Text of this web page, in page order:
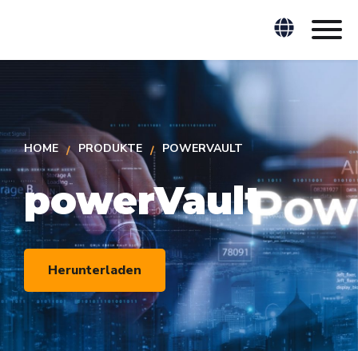
HOME PRODUKTE POWERVAULT
powerVault
Herunterladen